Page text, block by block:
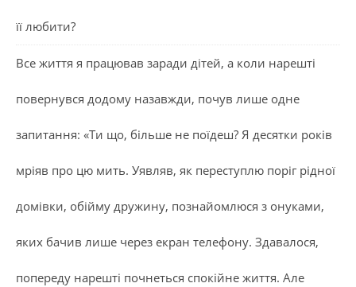
її любити?
Все життя я працював заради дітей, а коли нарешті
повернувся додому назавжди, почув лише одне
запитання: «Ти що, більше не поїдеш? Я десятки років
мріяв про цю мить. Уявляв, як переступлю поріг рідної
домівки, обійму дружину, познайомлюся з онуками,
яких бачив лише через екран телефону. Здавалося,
попереду нарешті почнеться спокійне життя. Але